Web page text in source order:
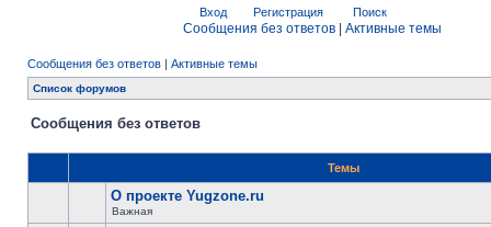
Вход Регистрация Поиск
Сообщения без ответов Активные темы
Сообщения без ответов | Активные темы
Список форумов
Сообщения без ответов
Темы
О проекте Yugzone.ru
Важная